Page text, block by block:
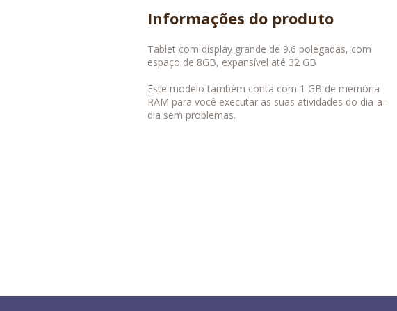
Informações do produto
Tablet com display grande de 9.6 polegadas, com
espaço de 8GB, expansível até 32 GB
Este modelo também conta com 1 GB de memória
RAM para você executar as suas atividades do dia-a-
dia sem problemas.